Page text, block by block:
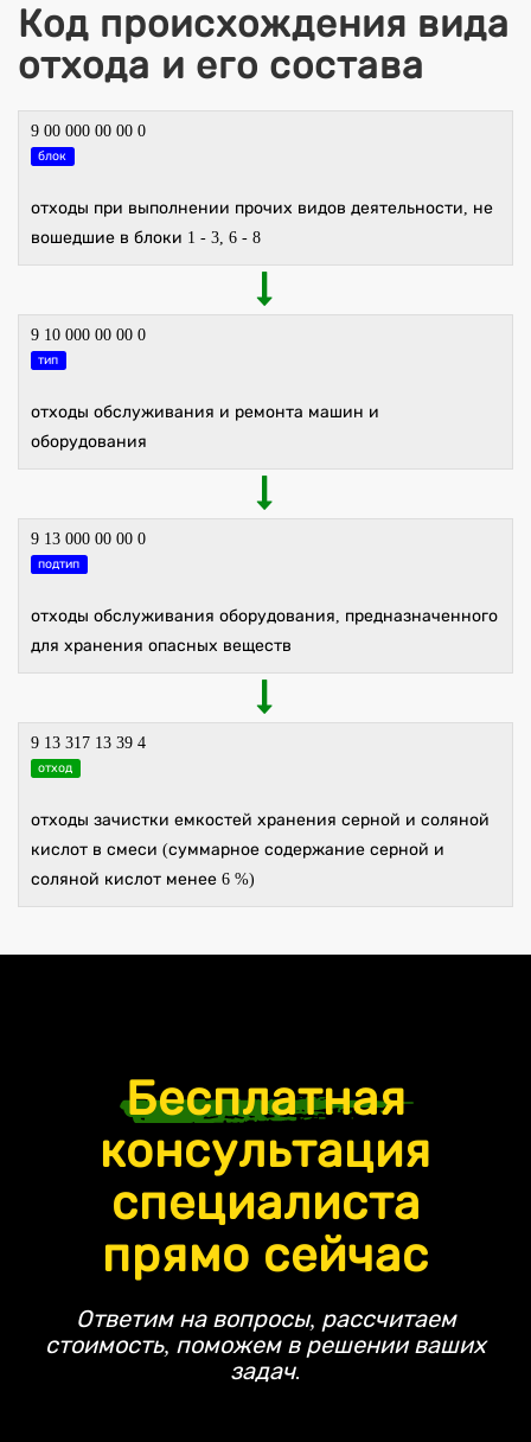
Код происхождения вида
отхода и его состава
9 00 000 00 00 0
блок
отходы при выполнении прочих видов деятельности, не
вошедшие в блоки 1 - 3, 6 - 8
9 10 000 00 00 0
тип
отходы обслуживания и ремонта машин и
оборудования
9 13 000 00 00 0
подтип
отходы обслуживания оборудования, предназначенного
для хранения опасных веществ
9 13 317 13 39 4
отход
отходы зачистки емкостей хранения серной и соляной
кислот в смеси (суммарное содержание серной и
соляной кислот менее 6 %)
Бесплатная
консультация
специалиста
прямо сейчас
Ответим на вопросы, рассчитаем
стоимость, поможем в решении ваших
задач.